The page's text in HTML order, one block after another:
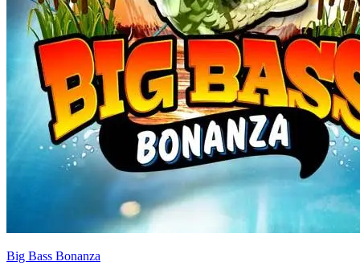
Big Bass Bonanza